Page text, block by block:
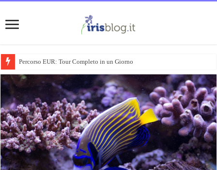
Percorso EUR: Tour Completo in un Giorno